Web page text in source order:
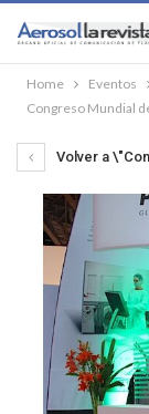
Home Eventos
Congreso Mundial
Volver a